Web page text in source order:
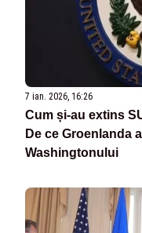
7 ian. 2026, 16:26
Cum și-au extins
De ce Groenlanda
Washingtonului